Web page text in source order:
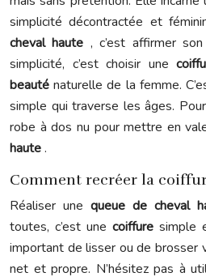
simplicité décontractée et
cheval haute , c’est affirmer
simplicité, c’est choisir une
beauténaturelle de la femme.
simple qui traverse les âges.
robe à dos nu pour mettre en
haute.
Comment recréer la
Réaliser une queue de cheval
toutes, c’est une coiffure simple
important de lisser ou de brosser
net et propre. N’hésitez pas à